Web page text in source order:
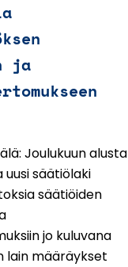
ja
Joulukuun alusta
säätiölaki
säätiöiden
jo kuluvana
lain määräykset